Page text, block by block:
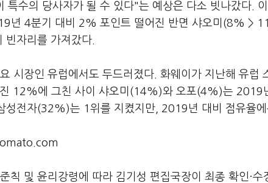
특수의 당사자가 될 수 있다"는 예상은 다소 빗나갔다.
년 4분기 대비 2% 포인트 떨어진 반면 샤오미(8% >
빈자리를 가져갔다.
시장인 유럽에서도 두드러졌다. 화웨이가 지난해 유럽
12%에 그친 사이 샤오미(14%)와 오포(4%)는 2019
성전자(32%)는 1위를 지켰지만, 2019년 대비 점유율에
칙 및 윤리강령에 따라 김기성 편집국장이 최종 확인·수